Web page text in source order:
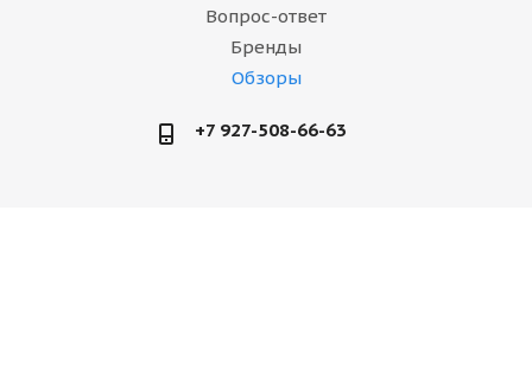
Вопрос-ответ
Бренды
Обзоры
+7 927-508-66-63